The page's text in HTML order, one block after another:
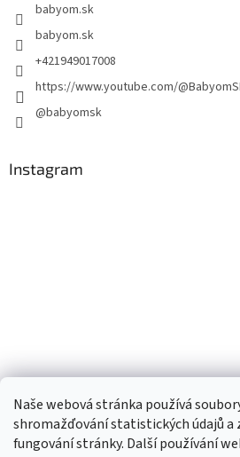
Naše webová stránka používá
shromažďování statistických údajů a
fungování stránky. Další používání
babyom.sk
babyom.sk
+421949017008
https://www.youtube.com/
@babyomsk
Instagram